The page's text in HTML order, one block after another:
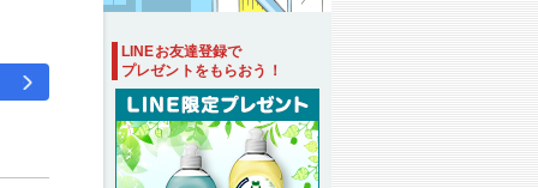
LINEお友達登録で
プレゼントをもらおう！